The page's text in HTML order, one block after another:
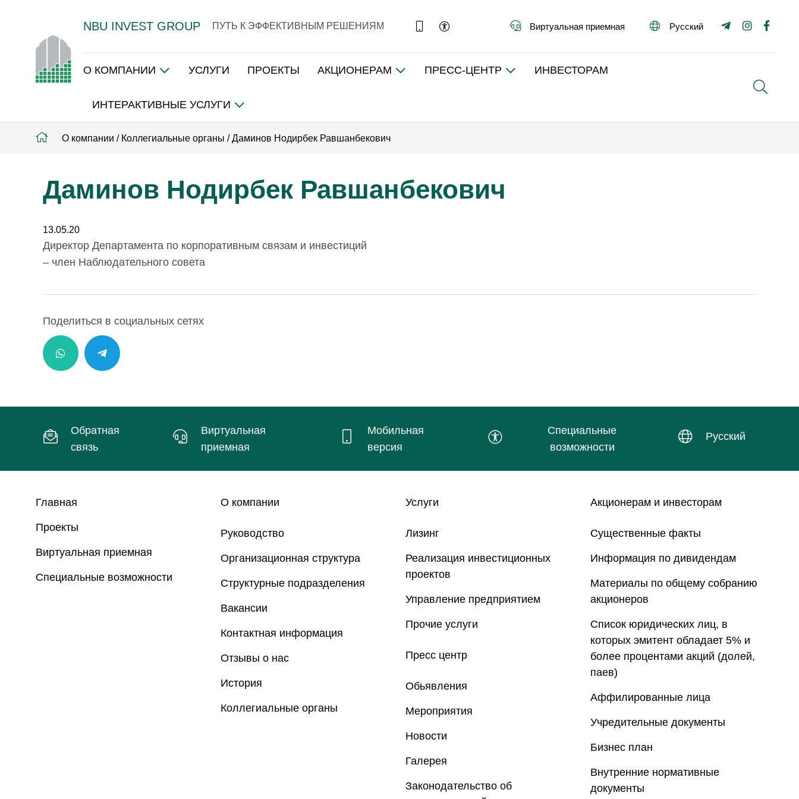
NBU INVEST GROUP ПУТЬ К ЭФФЕКТИВНЫМ РЕШЕНИЯМ Виртуальная приемная Русский
О КОМПАНИИ УСЛУГИ ПРОЕКТЫ АКЦИОНЕРАМ ПРЕСС-ЦЕНТР ИНВЕСТОРАМ
ИНТЕРАКТИВНЫЕ УСЛУГИ
О компании / Коллегиальные органы / Даминов Нодирбек Равшанбекович
Даминов Нодирбек Равшанбекович
13.05.20
Директор Департамента по корпоративным связам и инвестиций
– член Наблюдательного совета
Поделиться в социальных сетях
Обратная
связь
Виртуальная
приемная
Мобильная
версия
Специальные
возможности
Русский
Главная
Проекты
Виртуальная приемная
Специальные возможности
О компании
Руководство
Организационная структура
Структурные подразделения
Вакансии
Контактная информация
Отзывы о нас
История
Коллегиальные органы
Услуги
Лизинг
Реализация инвестиционных
проектов
Управление предприятием
Прочие услуги
Пресс центр
Обьявления
Мероприятия
Новости
Галерея
Законодательство об
Акционерам и инвесторам
Существенные факты
Информация по дивидендам
Материалы по общему собранию
акционеров
Список юридических лиц, в
которых эмитент обладает 5% и
более процентами акций (долей,
паев)
Аффилированные лица
Учредительные документы
Бизнес план
Внутренние нормативные
документы